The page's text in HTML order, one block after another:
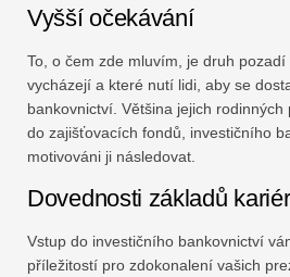
Vyšší očekávání
To, o čem zde mluvím, je druh
vycházejí a které nutí lidi, aby se
bankovnictví. Většina jejich
do zajišťovacích fondů, investičního
motivováni ji následovat.
Dovednosti základů
Vstup do investičního bankovnictví
příležitostí pro zdokonalení vašich